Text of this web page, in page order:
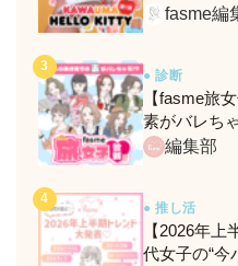
定メニュー
fasme編
● 診断
【fasme旅
素がバレち
ト！編集部
● 推し活
【2026年
代女子の“今